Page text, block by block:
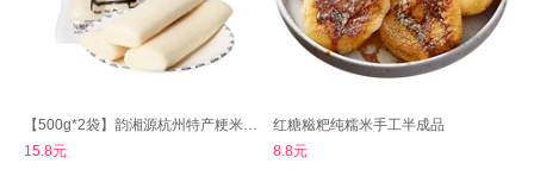
【500g*2袋】韵湘源杭州特产粳米年糕
15.8元
红糖糍粑纯糯米手工半成品
8.8元